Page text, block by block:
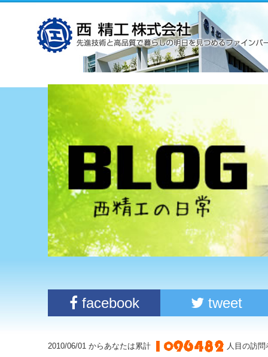
facebook tweet
2010/06/01 からあなたは累計 人目の訪